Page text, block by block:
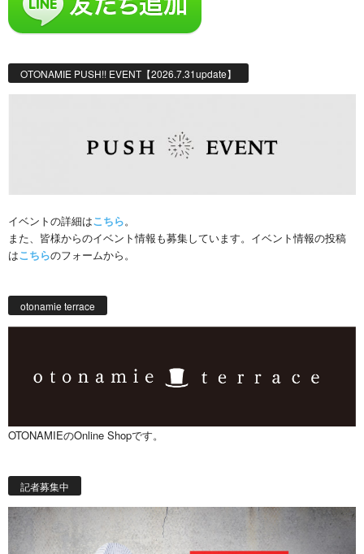
OTONAMIE PUSH!! EVENT【2026.7.31update】
イベントの詳細はこちら。
また、皆様からのイベント情報も募集しています。イベント情報の投稿
はこちらのフォームから。
otonamie terrace
OTONAMIEのOnline Shopです。
記者募集中